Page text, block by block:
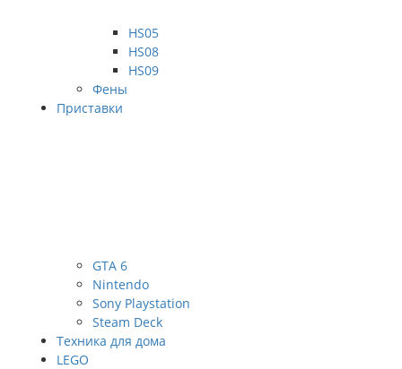
HS05
HS08
HS09
Фены
Приставки
GTA 6
Nintendo
Sony Playstation
Steam Deck
Техника для дома
LEGO